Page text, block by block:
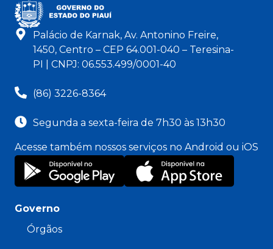
Palácio de Karnak, Av. Antonino Freire,
1450, Centro – CEP 64.001-040 – Teresina-
PI | CNPJ: 06.553.499/0001-40
(86) 3226-8364
Segunda a sexta-feira de 7h30 às 13h30
Acesse também nossos serviços no Android ou iOS
Governo
Órgãos